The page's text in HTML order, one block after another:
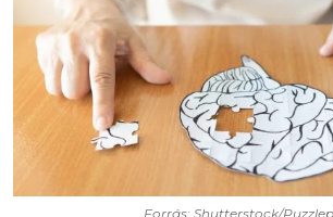
Forrás: Shutterstock/